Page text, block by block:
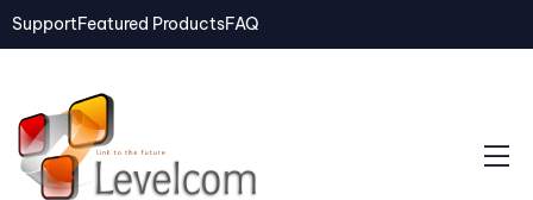
SupportFeatured ProductsFAQ